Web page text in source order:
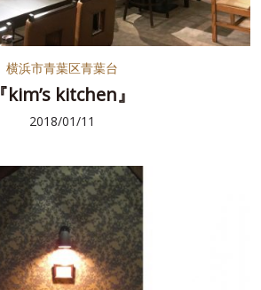
横浜市青葉区青葉台
『kim’s kitchen』
2018/01/11